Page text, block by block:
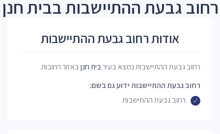
רחוב גבעת ההתיישבות בבית חנן
אודות רחוב גבעת ההתיישבות
רחוב גבעת ההתיישבות נמצא בעירבית חנןבאזור רחובות.
רחוב גבעת ההתיישבות ידוע גם בשם:
רחוב גבעת ההתישבות